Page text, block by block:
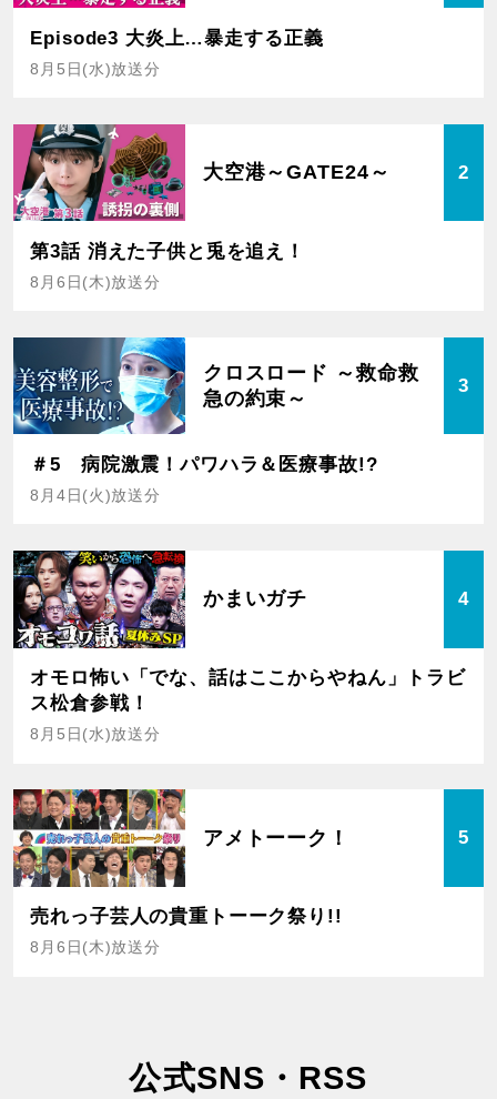
Episode3 大炎上…暴走する正義
8月5日(水)放送分
大空港～GATE24～ 2
第3話 消えた子供と兎を追え！
8月6日(木)放送分
クロスロード ～救命救
急の約束～
3
＃5 病院激震！パワハラ＆医療事故!?
8月4日(火)放送分
かまいガチ 4
オモロ怖い「でな、話はここからやねん」トラビ
ス松倉参戦！
8月5日(水)放送分
アメトーーク！ 5
売れっ子芸人の貴重トーーク祭り!!
8月6日(木)放送分
公式SNS・RSS